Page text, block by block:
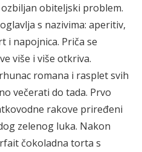
obiteljski problem.
s nazivima: aperitiv,
i napojnica. Priča se
više i više otkriva.
romana i rasplet svih
večerati do tada. Prvo
rakove priređeni
zelenog luka. Nakon
čokoladna torta s